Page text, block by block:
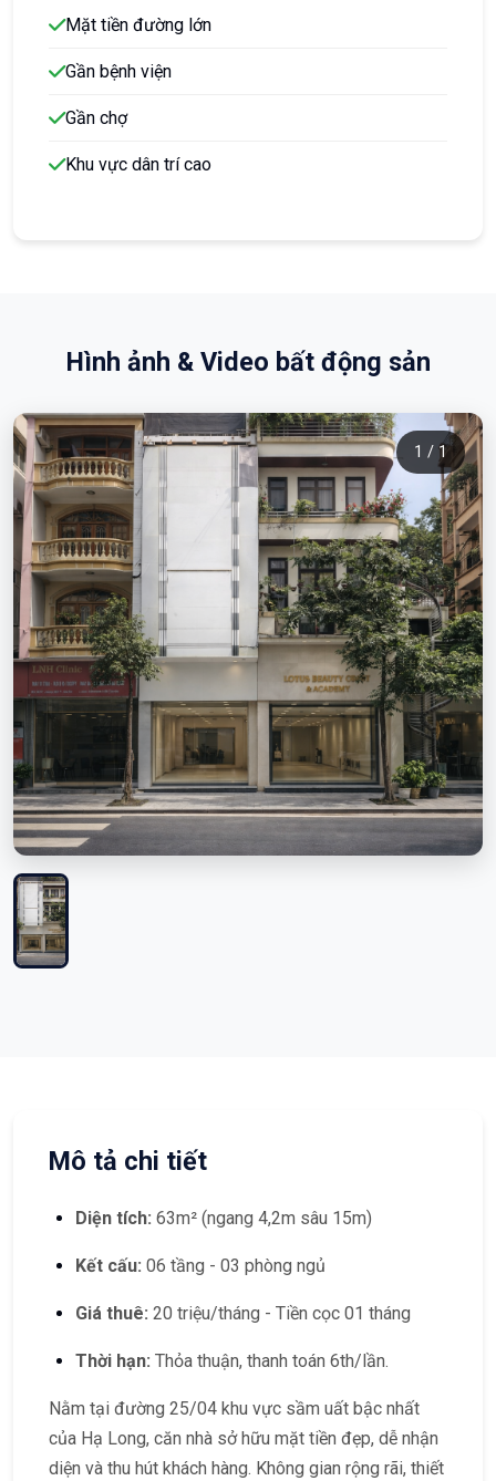
Mặt tiền đường lớn
Gần bệnh viện
Gần chợ
Khu vực dân trí cao
Hình ảnh & Video bất động sản
1 / 1
Mô tả chi tiết
Diện tích: 63m² (ngang 4,2m sâu 15m)
Kết cấu: 06 tầng - 03 phòng ngủ
Giá thuê: 20 triệu/tháng - Tiền cọc 01 tháng
Thời hạn: Thỏa thuận, thanh toán 6th/lần.
Nằm tại đường 25/04 khu vực sầm uất bậc nhất
của Hạ Long, căn nhà sở hữu mặt tiền đẹp, dễ nhận
diện và thu hút khách hàng. Không gian rộng rãi, thiết